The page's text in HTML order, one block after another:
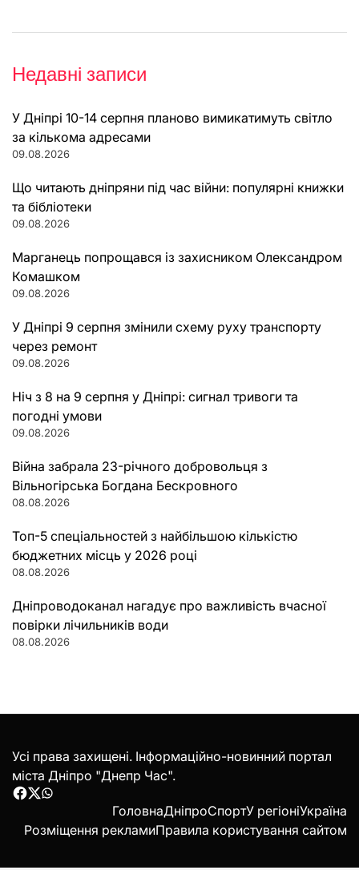
Недавні записи
У Дніпрі 10-14 серпня планово вимикатимуть світло
за кількома адресами
09.08.2026
Що читають дніпряни під час війни: популярні книжки
та бібліотеки
09.08.2026
Марганець попрощався із захисником Олександром
Комашком
09.08.2026
У Дніпрі 9 серпня змінили схему руху транспорту
через ремонт
09.08.2026
Ніч з 8 на 9 серпня у Дніпрі: сигнал тривоги та
погодні умови
09.08.2026
Війна забрала 23-річного добровольця з
Вільногірська Богдана Бескровного
08.08.2026
Топ-5 спеціальностей з найбільшою кількістю
бюджетних місць у 2026 році
08.08.2026
Дніпроводоканал нагадує про важливість вчасної
повірки лічильників води
08.08.2026
Усі права захищені. Інформаційно-новинний портал
міста Дніпро "Днепр Час".
Facebook
Twitter
WhatsApp
ГоловнаДніпроСпортУ регіоніУкраїна
Розміщення рекламиПравила користування сайтом